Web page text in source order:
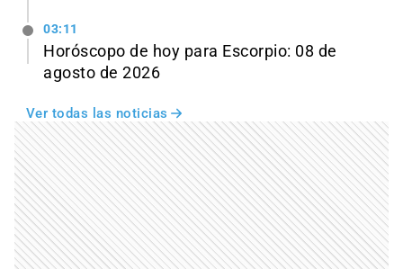
03:11
Horóscopo de hoy para Escorpio: 08 de
agosto de 2026
Ver todas las noticias